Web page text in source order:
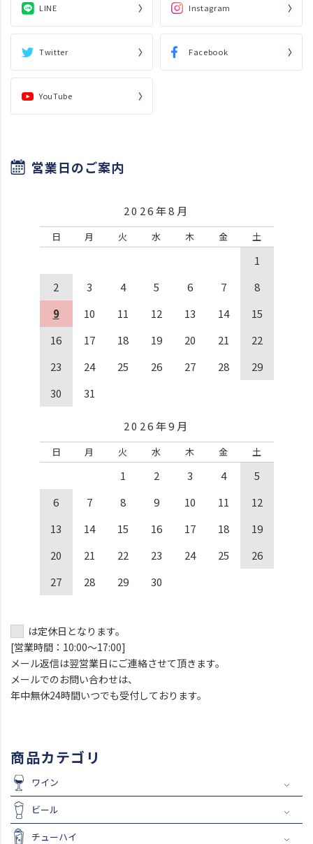
LINE Instagram
Twitter Facebook
YouTube
営業日のご案内
2026年8月
日 月 火 水 木 金 土
1
2
3 4 5 6 7
8
9
10 11 12 13 14
15
16
17 18 19 20 21
22
23
24 25 26 27 28
29
30
31
2026年9月
日 月 火 水 木 金 土
1 2 3 4
5
6
7 8 9 10 11
12
13
14 15 16 17 18
19
20
21 22 23 24 25
26
27
28 29 30
は定休日となります。
[営業時間：10:00～17:00]
メール返信は翌営業日にご連絡させて頂きます。
メールでのお問い合わせは、
年中無休24時間いつでも受付しております。
商品カテゴリ
ワイン
ビール
チューハイ